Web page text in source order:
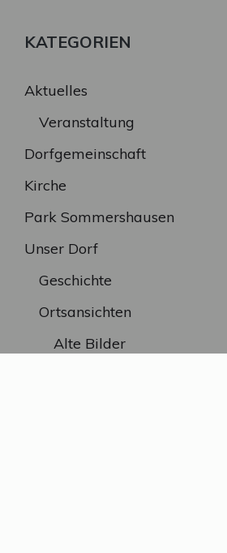
KATEGORIEN
Aktuelles
Veranstaltung
Dorfgemeinschaft
Kirche
Park Sommershausen
Unser Dorf
Geschichte
Ortsansichten
Alte Bilder